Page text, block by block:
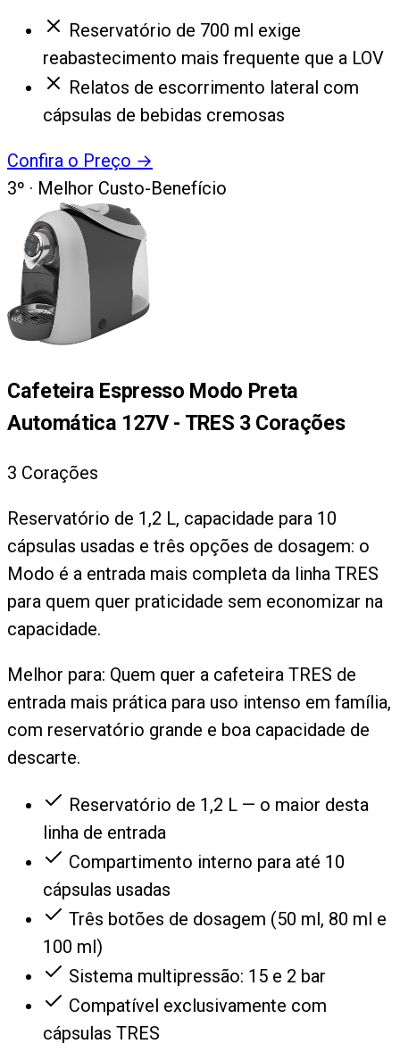
Reservatório de 700 ml exige
reabastecimento mais frequente que a LOV
Relatos de escorrimento lateral com
cápsulas de bebidas cremosas
Confira o Preço →
3º · Melhor Custo-Benefício
Cafeteira Espresso Modo Preta
Automática 127V - TRES 3 Corações
3 Corações
Reservatório de 1,2 L, capacidade para 10
cápsulas usadas e três opções de dosagem: o
Modo é a entrada mais completa da linha TRES
para quem quer praticidade sem economizar na
capacidade.
Melhor para: Quem quer a cafeteira TRES de
entrada mais prática para uso intenso em família,
com reservatório grande e boa capacidade de
descarte.
Reservatório de 1,2 L — o maior desta
linha de entrada
Compartimento interno para até 10
cápsulas usadas
Três botões de dosagem (50 ml, 80 ml e
100 ml)
Sistema multipressão: 15 e 2 bar
Compatível exclusivamente com
cápsulas TRES